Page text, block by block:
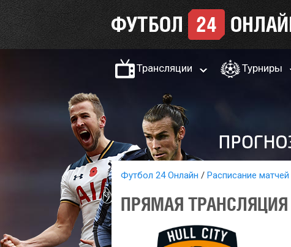
Трансляции Турниры
Футбол 24 Онлайн Расписание матчей
ПРЯМАЯ